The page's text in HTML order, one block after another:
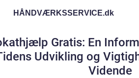
HÅNDVÆRKSSERVICE.dk
Gratis: En
Udvikling og
Vidende